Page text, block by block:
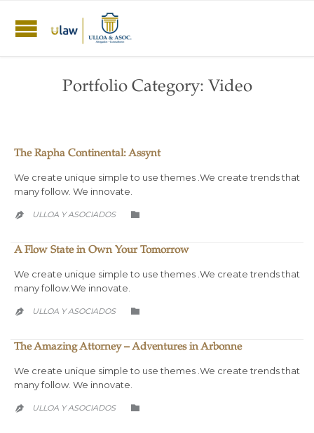
Portfolio Category: Video
The Rapha Continental: Assynt
We create unique simple to use themes .We create trends that
many follow. We innovate.
 ULLOA Y ASOCIADOS 
A Flow State in Own Your Tomorrow
We create unique simple to use themes .We create trends that
many follow.We innovate.
 ULLOA Y ASOCIADOS 
The Amazing Attorney – Adventures in Arbonne
We create unique simple to use themes .We create trends that
many follow. We innovate.
 ULLOA Y ASOCIADOS 